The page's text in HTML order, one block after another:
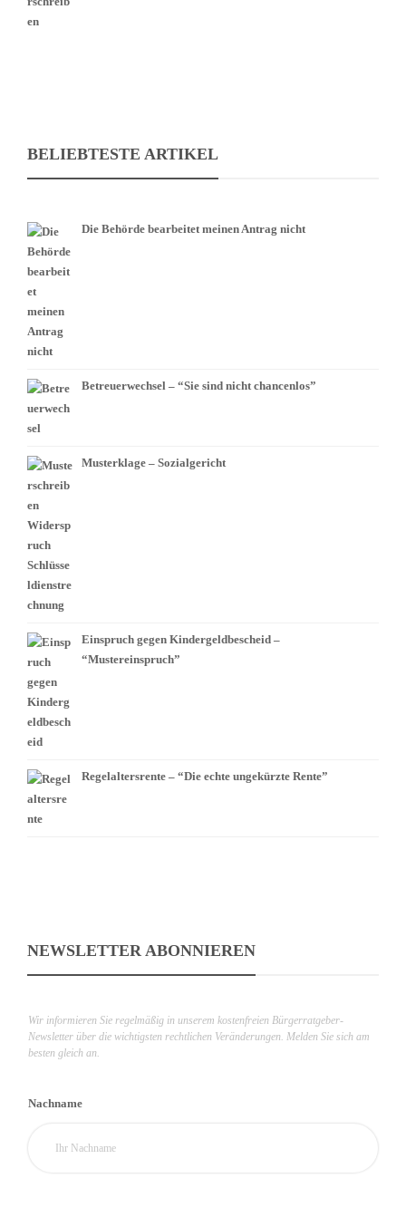
BELIEBTESTE ARTIKEL
Die Behörde bearbeitet meinen Antrag nicht
Betreuerwechsel – “Sie sind nicht chancenlos”
Musterklage – Sozialgericht
Einspruch gegen Kindergeldbescheid –
“Mustereinspruch”
Regelaltersrente – “Die echte ungekürzte Rente”
NEWSLETTER ABONNIEREN
Wir informieren Sie regelmäßig in unserem kostenfreien Bürgerratgeber-
Newsletter über die wichtigsten rechtlichen Veränderungen. Melden Sie sich am
besten gleich an.
Nachname